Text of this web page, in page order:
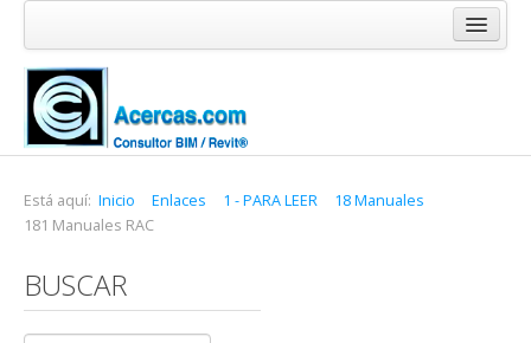
Inicio
Blog
Cursos
Software
Enlaces
Acercas
Está aquí: Inicio Enlaces 1 - PARA LEER
18 Manuales
181 Manuales RAC
BUSCAR